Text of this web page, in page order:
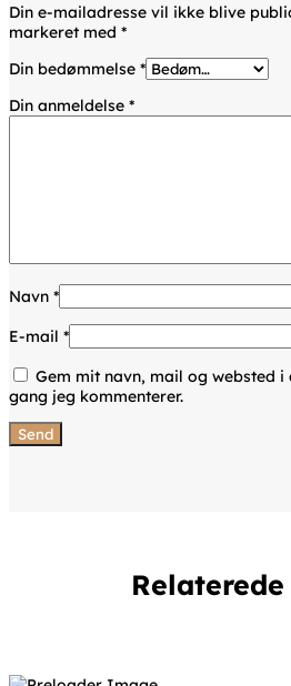
Din e-mailadresse vil ikke blive
markeret med *
Din bedømmelse *
Din anmeldelse *
Navn *
E-mail *
Gem mit navn, mail og websted
gang jeg kommenterer.